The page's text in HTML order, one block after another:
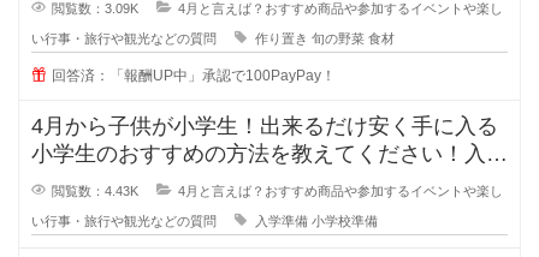
閲覧数：3.09K 4月と言えば？おすすめ商品や参加するイベントや楽し
い行事・旅行や観光などの質問 作り置き 旬の野菜 食材
回答済：「報酬UP中」承認で100PayPay！
4月から子供が小学生！出来るだけ安く手に入る
小学生のおすすめの方法を教えてください！入学
予定の小学校から買って欲しいリス
閲覧数：4.43K 4月と言えば？おすすめ商品や参加するイベントや楽し
い行事・旅行や観光などの質問 入学準備 小学校準備